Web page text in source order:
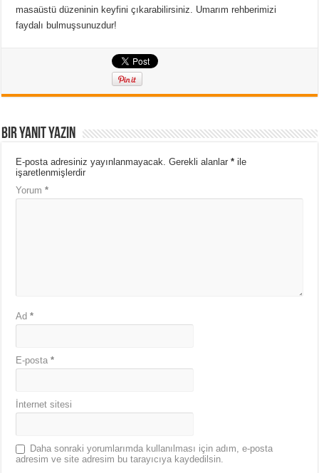
masaüstü düzeninin keyfini çıkarabilirsiniz. Umarım rehberimizi
faydalı bulmuşsunuzdur!
Bir yanıt yazın
E-posta adresiniz yayınlanmayacak. Gerekli alanlar* ile
işaretlenmişlerdir
Yorum*
Ad*
E-posta*
İnternet sitesi
Daha sonraki yorumlarımda kullanılması için adım, e-posta
adresim ve site adresim bu tarayıcıya kaydedilsin.